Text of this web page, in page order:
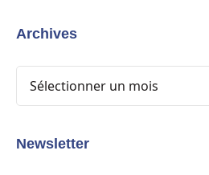
Archives
Newsletter